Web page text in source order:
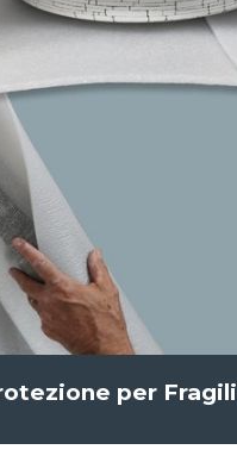
per Fragili